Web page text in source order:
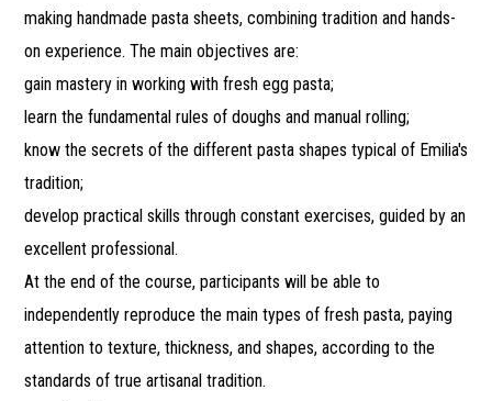
making handmade pasta sheets, combining tradition and hands-
on experience. The main objectives are:
gain mastery in working with fresh egg pasta;
learn the fundamental rules of doughs and manual rolling;
know the secrets of the different pasta shapes typical of Emilia's
tradition;
develop practical skills through constant exercises, guided by an
excellent professional.
At the end of the course, participants will be able to
independently reproduce the main types of fresh pasta, paying
attention to texture, thickness, and shapes, according to the
standards of true artisanal tradition.